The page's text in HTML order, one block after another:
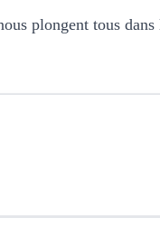
plongent tous